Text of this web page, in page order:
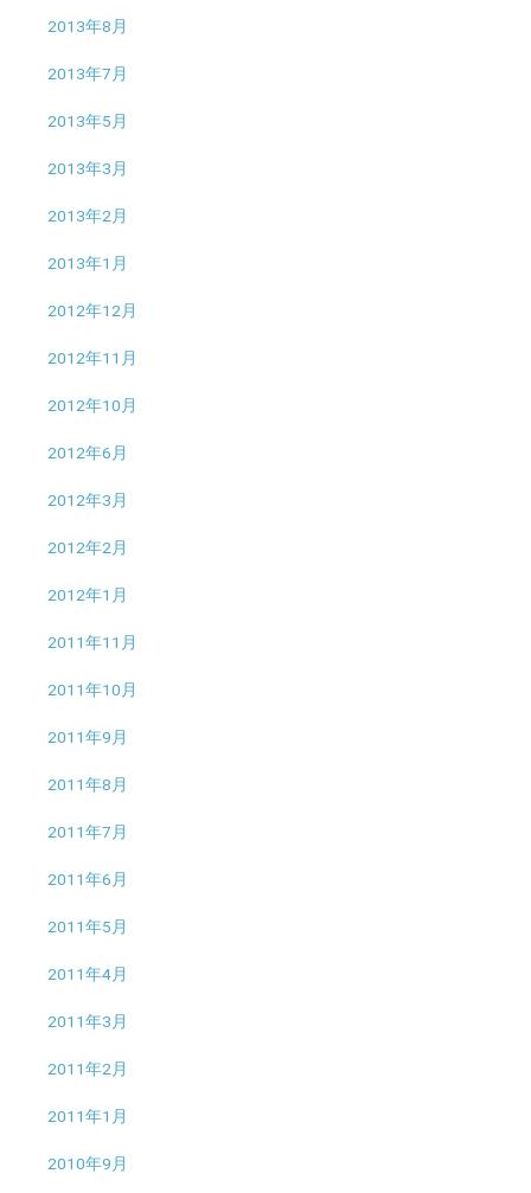
2013年8月
2013年7月
2013年5月
2013年3月
2013年2月
2013年1月
2012年12月
2012年11月
2012年10月
2012年6月
2012年3月
2012年2月
2012年1月
2011年11月
2011年10月
2011年9月
2011年8月
2011年7月
2011年6月
2011年5月
2011年4月
2011年3月
2011年2月
2011年1月
2010年9月